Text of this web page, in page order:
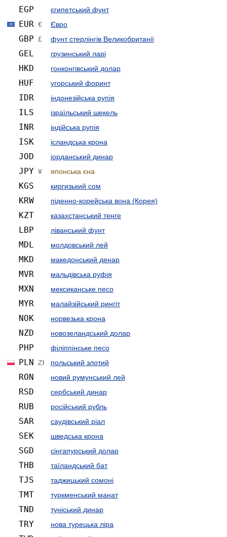
EGP єгипетський фунт
EUR € Євро
GBP £ фунт стерлінгів Велико­британії
GEL грузинський ларі
HKD гонконгівський долар
HUF угорський форинт
IDR індонезійська рупія
ILS ізраїльський шекель
INR індійська рупія
ISK ісландська крона
JOD іорданський динар
JPY ¥ японська єна
KGS киргизький сом
KRW піденно-корейська вона (Корея)
KZT казахстанський тенге
LBP ліванський фунт
MDL молдовський лей
MKD македонський денар
MVR мальдівська руфія
MXN мексиканське песо
MYR малайзійський рингіт
NOK норвезька крона
NZD ново­зеландський долар
PHP філіппінське песо
PLN Zł польський злотий
RON новий румунський лей
RSD сербський динар
RUB російський рубль
SAR саудівський ріал
SEK шведська крона
SGD сінгапурський долар
THB таїландський бат
TJS таджицький сомоні
TMT туркменський манат
TND туніський динар
TRY нова турецька ліра